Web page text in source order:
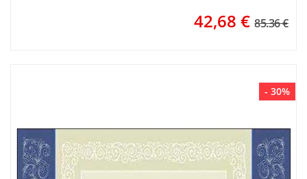
42,68 € 85.36 €
- 30%